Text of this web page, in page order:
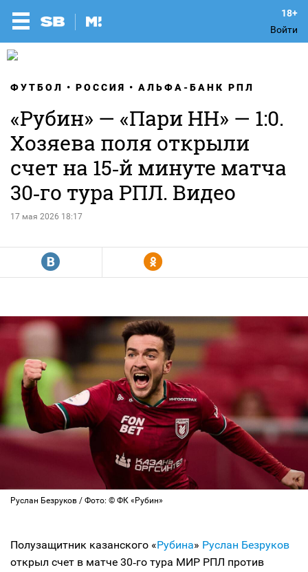
Войти
ФУТБОЛ РОССИЯ АЛЬФА-БАНК РПЛ
«Рубин» — «Пари НН» — 1:0.
Хозяева поля открыли
счет на 15‑й минуте матча
30‑го тура РПЛ. Видео
17 мая 2026 18:17
R Y
Руслан Безруков / Фото: © ФК «Рубин»
Полузащитник казанского «Рубина» Руслан Безруков
открыл счет в матче 30‑го тура МИР РПЛ против